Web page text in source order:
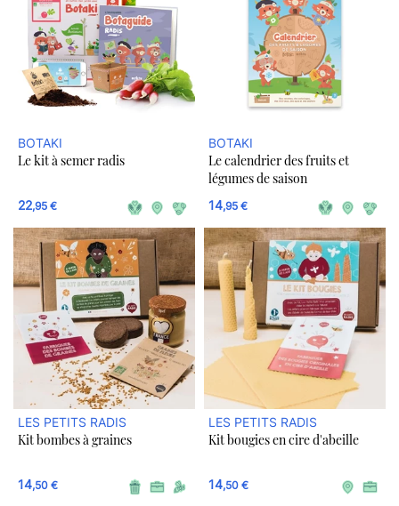
BOTAKI
Le kit à semer radis
22,95 €
BOTAKI
Le calendrier des fruits et
légumes de saison
14,95 €
LES PETITS RADIS
Kit bombes à graines
14,50 €
LES PETITS RADIS
Kit bougies en cire d'abeille
14,50 €